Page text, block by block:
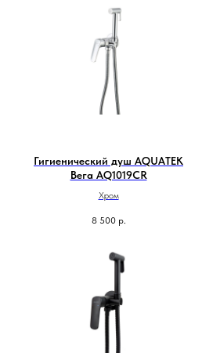
Гигиенический душ AQUATEK
Вега AQ1019CR
Хром
8 500 р.